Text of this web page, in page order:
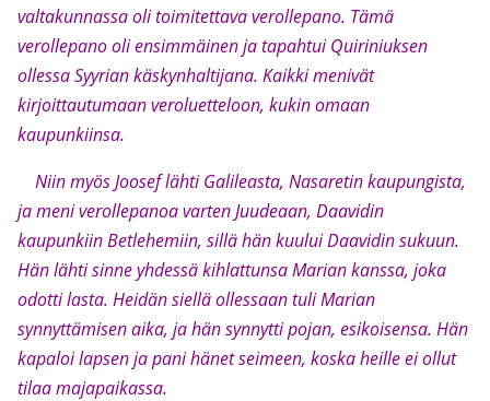
valtakunnassa oli toimitettava verollepano. Tämä
verollepano oli ensimmäinen ja tapahtui Quiriniuksen
ollessa Syyrian käskynhaltijana. Kaikki menivät
kirjoittautumaan veroluetteloon, kukin omaan
kaupunkiinsa.
Niin myös Joosef lähti Galileasta, Nasaretin kaupungista,
ja meni verollepanoa varten Juudeaan, Daavidin
kaupunkiin Betlehemiin, sillä hän kuului Daavidin sukuun.
Hän lähti sinne yhdessä kihlattunsa Marian kanssa, joka
odotti lasta. Heidän siellä ollessaan tuli Marian
synnyttämisen aika, ja hän synnytti pojan, esikoisensa. Hän
kapaloi lapsen ja pani hänet seimeen, koska heille ei ollut
tilaa majapaikassa.